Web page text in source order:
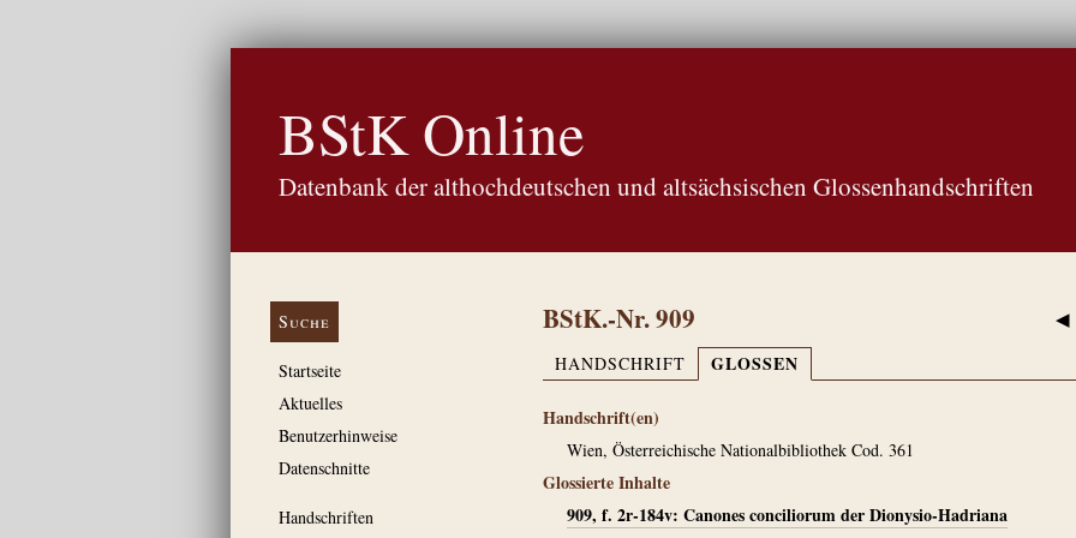
BStK Online
Datenbank der althochdeutschen und altsächsischen Glossenhandschriften
Suche
Startseite
Aktuelles
Benutzerhinweise
Datenschnitte
Handschriften
◀
BStK.-Nr. 909
HANDSCHRIFT GLOSSEN
Handschrift(en)
Wien, Österreichische Nationalbibliothek Cod. 361
Glossierte Inhalte
909, f. 2r-184v: Canones conciliorum der Dionysio-Hadriana